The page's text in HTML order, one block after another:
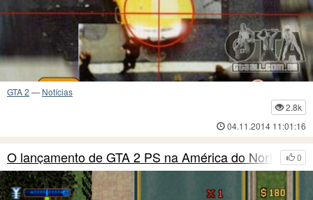
GTA 2 — Notícias
2.8k
04.11.2014 11:01:16
0
O lançamento de GTA 2 PS na América do Norte